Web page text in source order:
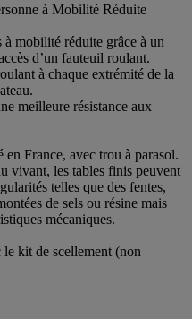
à Mobilité Réduite
mobilité réduite grâce à un
d’un fauteuil roulant.
à chaque extrémité de la
meilleure résistance aux
France, avec trou à parasol.
vivant, les tables finis peuvent
telles que des fentes,
de sels ou résine mais
mécaniques.
kit de scellement (non